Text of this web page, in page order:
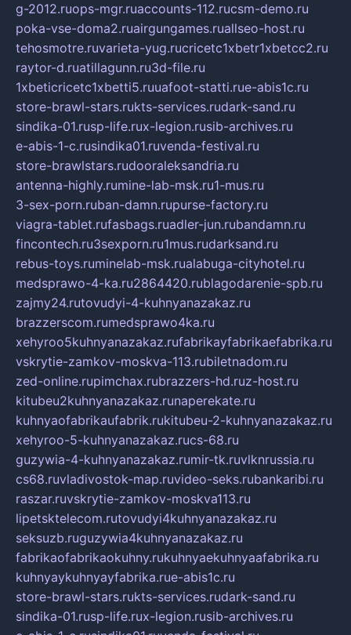
g-2012.ruops-mgr.ruaccounts-112.rucsm-demo.ru
poka-vse-doma2.ruairgungames.ruallseo-host.ru
tehosmotre.ruvarieta-yug.rucricetc1xbetr1xbetcc2.ru
raytor-d.ruatillagunn.ru3d-file.ru
1xbeticricetc1xbetti5.ruuafoot-statti.rue-abis1c.ru
store-brawl-stars.rukts-services.rudark-sand.ru
sindika-01.rusp-life.rux-legion.rusib-archives.ru
e-abis-1-c.rusindika01.ruvenda-festival.ru
store-brawlstars.rudooraleksandria.ru
antenna-highly.rumine-lab-msk.ru1-mus.ru
3-sex-porn.ruban-damn.rupurse-factory.ru
viagra-tablet.rufasbags.ruadler-jun.rubandamn.ru
fincontech.ru3sexporn.ru1mus.rudarksand.ru
rebus-toys.ruminelab-msk.rualabuga-cityhotel.ru
medsprawo-4-ka.ru2864420.rublagodarenie-spb.ru
zajmy24.rutovudyi-4-kuhnyanazakaz.ru
brazzerscom.rumedsprawo4ka.ru
xehyroo5kuhnyanazakaz.rufabrikayfabrikaefabrika.ru
vskrytie-zamkov-moskva-113.rubiletnadom.ru
zed-online.rupimchax.rubrazzers-hd.ruz-host.ru
kitubeu2kuhnyanazakaz.runaperekate.ru
kuhnyaofabrikaufabrik.rukitubeu-2-kuhnyanazakaz.ru
xehyroo-5-kuhnyanazakaz.rucs-68.ru
guzywia-4-kuhnyanazakaz.rumir-tk.ruvlknrussia.ru
cs68.ruvladivostok-map.ruvideo-seks.rubankaribi.ru
raszar.ruvskrytie-zamkov-moskva113.ru
lipetsktelecom.rutovudyi4kuhnyanazakaz.ru
seksuzb.ruguzywia4kuhnyanazakaz.ru
fabrikaofabrikaokuhny.rukuhnyaekuhnyaafabrika.ru
kuhnyaykuhnyayfabrika.rue-abis1c.ru
store-brawl-stars.rukts-services.rudark-sand.ru
sindika-01.rusp-life.rux-legion.rusib-archives.ru